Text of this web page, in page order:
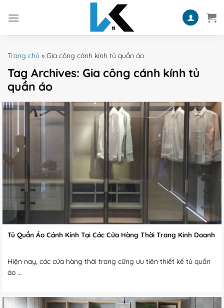
Trang chủ » Gia công cánh kính tủ quần áo
Tag Archives: Gia công cánh kính tủ
quần áo
Tủ Quần Áo Cánh Kính Tại Các Cửa Hàng Thời Trang Kinh Doanh
Hiện nay, các cửa hàng thời trang cững ưu tiên thiết kế tủ quần
áo ...